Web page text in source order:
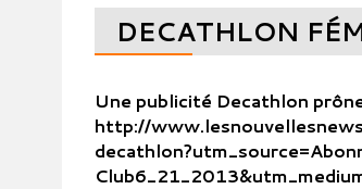
DECATHLON
Une publicité Decathlon
http://